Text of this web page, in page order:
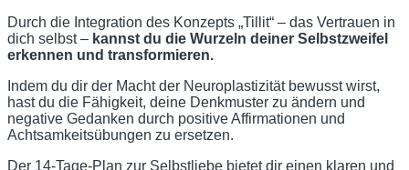
Durch die Integration des Konzepts „Tillit“ – das Vertrauen in
dich selbst – kannst du die Wurzeln deiner Selbstzweifel
erkennen und transformieren.
Indem du dir der Macht der Neuroplastizität bewusst wirst,
hast du die Fähigkeit, deine Denkmuster zu ändern und
negative Gedanken durch positive Affirmationen und
Achtsamkeitsübungen zu ersetzen.
Der 14-Tage-Plan zur Selbstliebe bietet dir einen klaren und